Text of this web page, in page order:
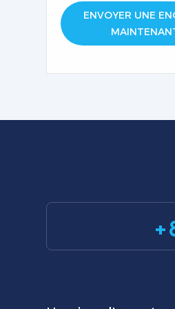
ENVOYER UNE